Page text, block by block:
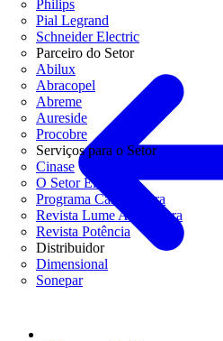
Philips
Pial Legrand
Schneider Electric
Parceiro do Setor
Abilux
Abracopel
Abreme
Aureside
Procobre
Serviços para o Setor
Cinase
O Setor Elétrico
Programa Casa Segura
Revista Lume Arquitetura
Revista Potência
Distribuidor
Dimensional
Sonepar